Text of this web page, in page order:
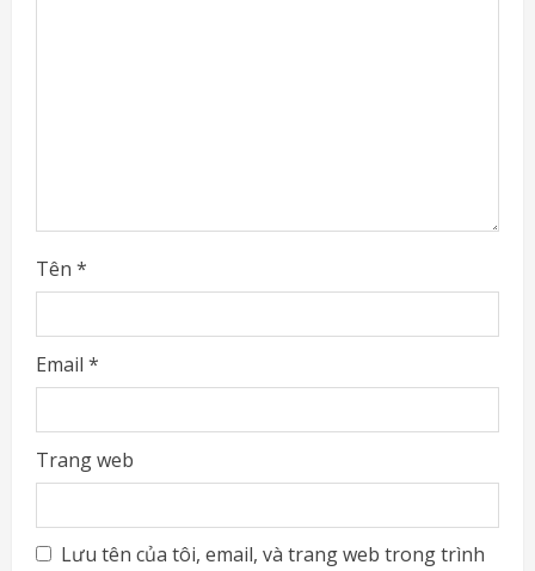
g
Tên *
Email *
Trang web
Lưu tên của tôi, email, và trang web trong trình